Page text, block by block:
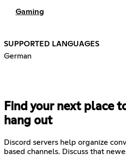
Gaming
SUPPORTED LANGUAGES
German
Find your next place
hang out
Discord servers help organize
based channels. Discuss that